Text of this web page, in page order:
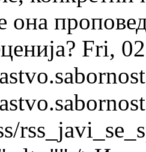
она
Fri,